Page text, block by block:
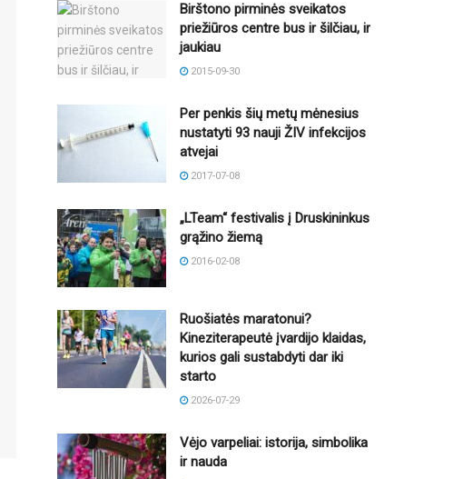
Birštono pirminės sveikatos
priežiūros centre bus ir šilčiau, ir
jaukiau
2015-09-30
Per penkis šių metų mėnesius
nustatyti 93 nauji ŽIV infekcijos
atvejai
2017-07-08
„LTeam“ festivalis į Druskininkus
grąžino žiemą
2016-02-08
Ruošiatės maratonui?
Kineziterapeutė įvardijo klaidas,
kurios gali sustabdyti dar iki
starto
2026-07-29
Vėjo varpeliai: istorija, simbolika
ir nauda